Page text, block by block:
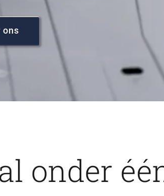
ons
onder